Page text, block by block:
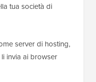
tua società di
server di hosting,
invia ai browser